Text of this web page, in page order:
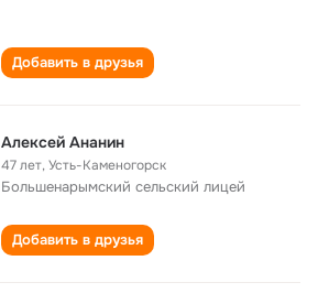
Добавить в друзья
Алексей Ананин
47 лет,Усть-Каменогорск
Большенарымский сельский лицей
Добавить в друзья